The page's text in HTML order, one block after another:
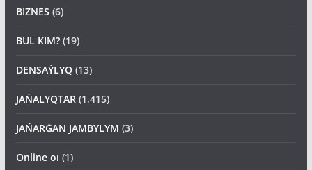
BIZNES (6)
BUL KIM? (19)
DENSAÝLYQ(13)
JAŃALYQTAR(1,415)
JAŃARǴAN JAMBYLYM (3)
Online oı (1)